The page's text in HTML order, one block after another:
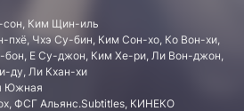
сон, Ким Щин-иль
пхё, Чхэ Су-бин, Ким Сон-хо, Ко Вон-хи,
бон, Е Су-джон, Ким Хе-ри, Ли Вон-джон,
ду, Ли Кхан-хи
Южная
ФСГ Альянс.Subtitles, КИНЕКО